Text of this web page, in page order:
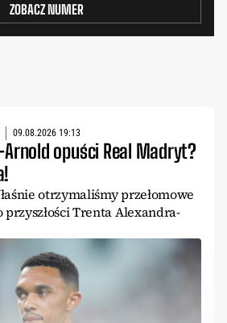
ZOBACZ NUMER
09.08.2026 19:13
opuści Real Madryt?
otrzymaliśmy przełomowe
Trenta Alexandra-